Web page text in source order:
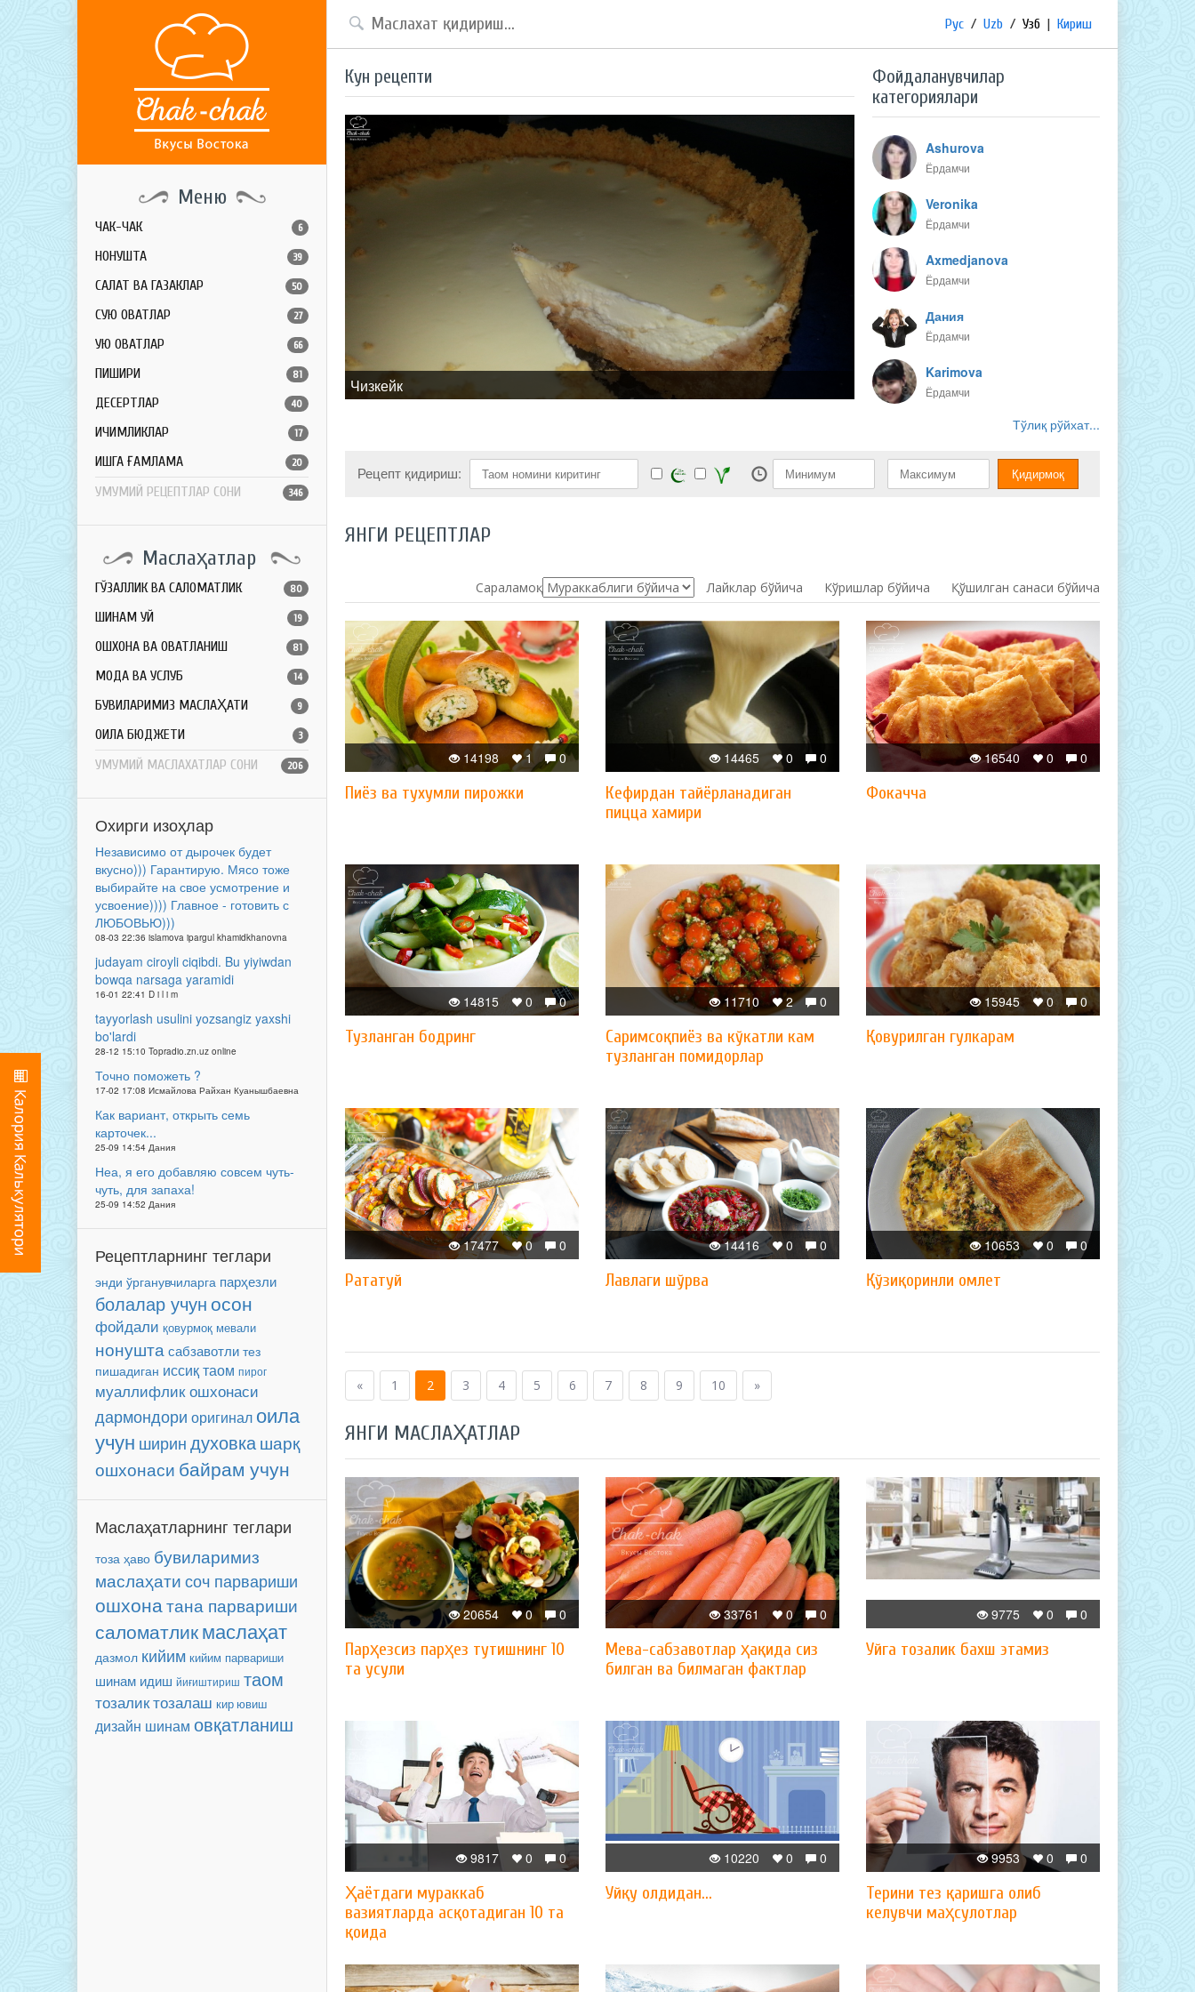
Меню
ЧАК-ЧАК 6
НОНУШТА 39
САЛАТ ВА ГАЗАКЛАР 50
СУЮҚ ОВҚАТЛАР 27
ҚУЮҚ ОВҚАТЛАР 66
ПИШИРИҚ 81
ДЕСЕРТЛАР 40
ИЧИМЛИКЛАР 17
ҚИШГА ҒАМЛАМА 20
УМУМИЙ РЕЦЕПТЛАР СОНИ 346
Маслаҳатлар
ГЎЗАЛЛИК ВА САЛОМАТЛИК 80
ШИНАМ УЙ 19
ОШХОНА ВА ОВҚАТЛАНИШ 81
МОДА ВА УСЛУБ 14
БУВИЛАРИМИЗ МАСЛАҲАТИ 9
ОИЛА БЮДЖЕТИ 3
УМУМИЙ МАСЛАХАТЛАР СОНИ 206
Охирги изоҳлар
Независимо от дырочек будет
вкусно))) Гарантирую. Мясо тоже
выбирайте на свое усмотрение и
усвоение)))) Главное - готовить с
ЛЮБОВЬЮ)))
08-03 22:36 islamova ipargul khamidkhanovna
judayam ciroyli ciqibdi. Bu yiyiwdan
bowqa narsaga yaramidi
16-01 22:41 D i l i m
tayyorlash usulini yozsangiz yaxshi
bo'lardi
28-12 15:10 Topradio.zn.uz online
Точно поможеть ?
17-02 17:08 Исмайлова Райхан Куанышбаевна
Как вариант, открыть семь
карточек...
25-09 14:54 Дания
Неа, я его добавляю совсем чуть-
чуть, для запаха!
25-09 14:52 Дания
Рецептларнинг теглари
энди ўрганувчиларга парҳезли
болалар учун осон
фойдали қовурмоқ мевали
нонушта сабзавотли тез
пишадиган иссиқ таом пирог
муаллифлик ошхонаси
дармондори оригинал оила
учун шириндуховкашарқ
ошхонаси байрам учун
Маслаҳатларнинг теглари
тоза ҳаво бувиларимиз
маслаҳатисоч парвариши
ошхонатана парвариши
саломатликмаслаҳат
дазмол кийим кийим парвариши
шинам идиш йиғиштириш таом
тозаликтозалаш кир ювиш
дизайн шинам овқатланиш
Рус / Uzb / Узб | Кириш
Кун рецепти
Чизкейк
Фойдаланувчилар
категориялари
Ashurova
Ёрдамчи
Veronika
Ёрдамчи
Axmedjanova
Ёрдамчи
Дания
Ёрдамчи
Karimova
Ёрдамчи
Тўлиқ рўйхат...
Рецепт қидириш:
ЯНГИ РЕЦЕПТЛАР
Сараламоқ: Лайклар бўйича Кўришлар бўйича Қўшилган санаси бўйича
0
1
14198
Пиёз ва тухумли пирожки
0
0
14465
Кефирдан тайёрланадиган
пицца хамири
0
0
16540
Фокачча
0
0
14815
Тузланган бодринг
0
2
11710
Саримсоқпиёз ва кўкатли кам
тузланган помидорлар
0
0
15945
Қовурилган гулкарам
0
0
17477
Рататуй
0
0
14416
Лавлаги шўрва
0
0
10653
Қўзиқоринли омлет
« 1 2 3 4 5 6 7 8 9 10 »
ЯНГИ МАСЛАҲАТЛАР
0
0
20654
Парҳезсиз парҳез тутишнинг 10
та усули
0
0
33761
Мева-сабзавотлар ҳақида сиз
билган ва билмаган фактлар
0
0
9775
Уйга тозалик бахш этамиз
0
0
9817
Ҳаётдаги мураккаб
вазиятларда асқотадиган 10 та
қоида
0
0
10220
Уйқу олдидан...
0
0
9953
Терини тез қаришга олиб
келувчи маҳсулотлар